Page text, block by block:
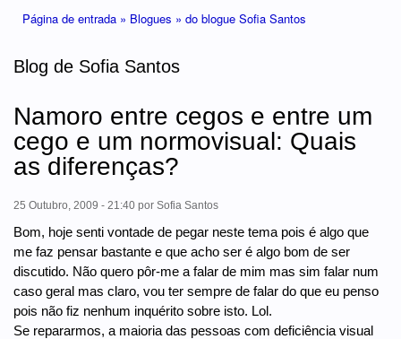
Página de entrada » Blogues » do blogue Sofia Santos
Blog de Sofia Santos
Namoro entre cegos e entre um
cego e um normovisual: Quais
as diferenças?
25 Outubro, 2009 - 21:40 por Sofia Santos
Bom, hoje senti vontade de pegar neste tema pois é algo que
me faz pensar bastante e que acho ser é algo bom de ser
discutido. Não quero pôr-me a falar de mim mas sim falar num
caso geral mas claro, vou ter sempre de falar do que eu penso
pois não fiz nenhum inquérito sobre isto. Lol.
Se repararmos, a maioria das pessoas com deficiência visual